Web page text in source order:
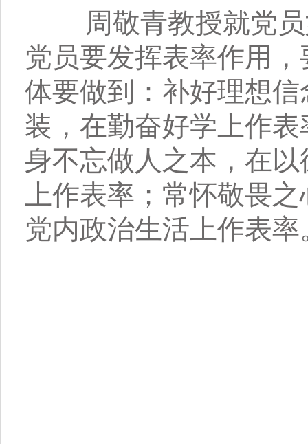
周敬青教授就党员
党员要发挥表率作用
体要做到：补好理想
装，在勤奋好学上作
身不忘做人之本，在
上作表率；常怀敬畏
党内政治生活上作表率